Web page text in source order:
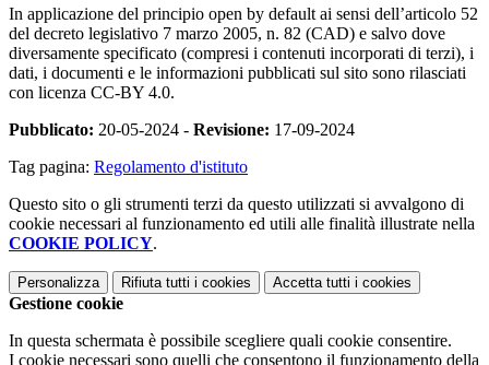
In applicazione del principio open by default ai sensi dell’articolo 52
del decreto legislativo 7 marzo 2005, n. 82 (CAD) e salvo dove
diversamente specificato (compresi i contenuti incorporati di terzi), i
dati, i documenti e le informazioni pubblicati sul sito sono rilasciati
con licenza CC-BY 4.0.
Pubblicato: 20-05-2024 - Revisione: 17-09-2024
Tag pagina: Regolamento d'istituto
Questo sito o gli strumenti terzi da questo utilizzati si avvalgono di
cookie necessari al funzionamento ed utili alle finalità illustrate nella
COOKIE POLICY.
Personalizza Rifiuta tutti i cookies Accetta tutti i cookies
Gestione cookie
In questa schermata è possibile scegliere quali cookie consentire.
I cookie necessari sono quelli che consentono il funzionamento della